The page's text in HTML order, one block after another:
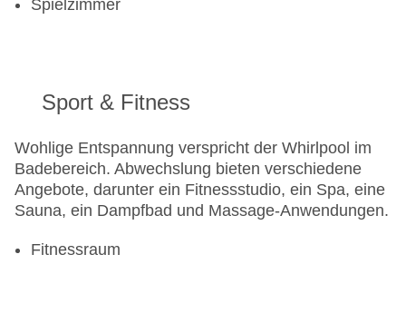
Spielzimmer
Sport & Fitness
Wohlige Entspannung verspricht der Whirlpool im
Badebereich. Abwechslung bieten verschiedene
Angebote, darunter ein Fitnessstudio, ein Spa, eine
Sauna, ein Dampfbad und Massage-Anwendungen.
Fitnessraum